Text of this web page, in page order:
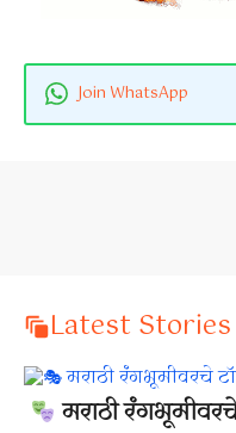
Join WhatsApp
Latest Stories
मराठी